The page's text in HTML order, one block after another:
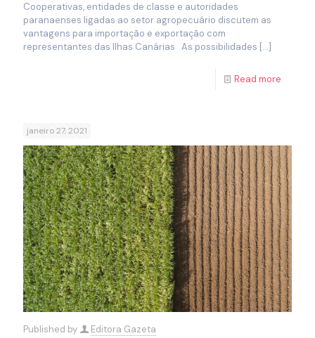
Cooperativas, entidades de classe e autoridades
paranaenses ligadas ao setor agropecuário discutem as
vantagens para importação e exportação com
representantes das Ilhas Canárias As possibilidades […]
Read more
janeiro 27, 2021
Published by
Editora Gazeta